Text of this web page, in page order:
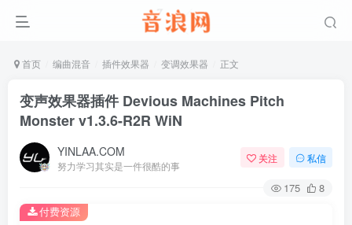
首页 编曲混音 插件效果器 变调效果器 正文
变声效果器插件 Devious Machines Pitch
Monster v1.3.6-R2R WiN
YINLAA.COM
努力学习其实是一件很酷的事
关注 私信
175 8
付费资源